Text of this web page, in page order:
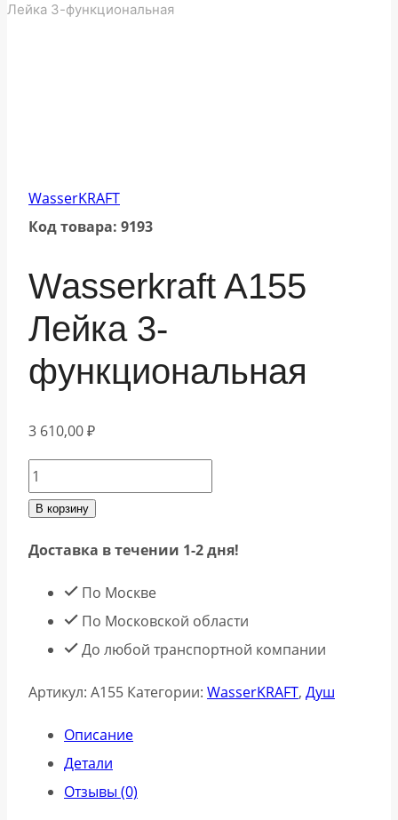
Лейка 3-функциональная
WasserKRAFT
Код товара: 9193
Wasserkraft A155
Лейка 3-
функциональная
3 610,00₽
Количество
товара
A155
Лейка
функциональная
В корзину
Доставка в течении 1-2 дня!
По Москве
По Московской области
До любой транспортной компании
Артикул: A155 Категории: WasserKRAFT, Душ
Описание
Детали
Отзывы (0)